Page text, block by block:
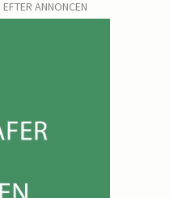
ANNONCEN